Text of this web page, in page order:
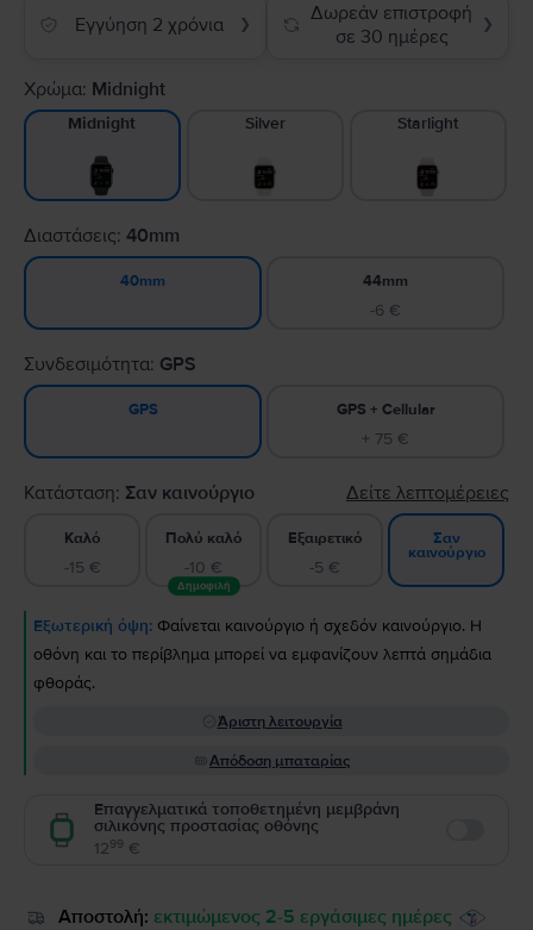
Εγγύηση 2 χρόνια ❯
Δωρεάν επιστροφή
σε 30 ημέρες
❯
Χρώμα: Midnight
Midnight Silver Starlight
Διαστάσεις: 40mm
40mm 44mm
-6 €
Συνδεσιμότητα: GPS
GPS GPS + Cellular
+ 75 €
Κατάσταση: Σαν καινούργιο Δείτε λεπτομέρειες
Καλό
-15 €
Πολύ καλό
-10 €
Δημοφιλή
Εξαιρετικό
-5 €
Σαν
καινούργιο
Εξωτερική όψη: Φαίνεται καινούργιο ή σχεδόν καινούργιο. Η
οθόνη και το περίβλημα μπορεί να εμφανίζουν λεπτά σημάδια
φθοράς.
Άριστη λειτουργία
Απόδοση μπαταρίας
Επαγγελματικά τοποθετημένη μεμβράνη
σιλικόνης προστασίας οθόνης
1299 €
Αποστολή: εκτιμώμενος 2-5 εργάσιμες ημέρες